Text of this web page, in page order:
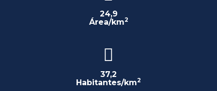
24,9
Área/km2
37,2
Habitantes/km2